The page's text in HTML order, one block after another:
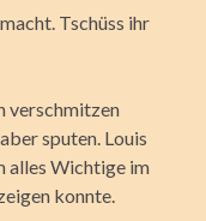
Tschüss ihr
verschmitzen
sputen. Louis
alles Wichtige im
konnte.